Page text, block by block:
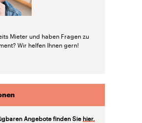
Mieter und haben Fragen zu
Wir helfen Ihnen gern!
Angebote finden Sie hier.